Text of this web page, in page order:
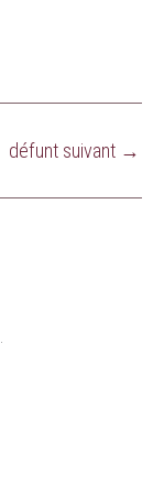
défunt suivant →